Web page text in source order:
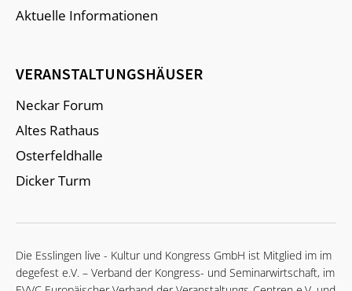
Aktuelle Informationen
VERANSTALTUNGSHÄUSER
Neckar Forum
Altes Rathaus
Osterfeldhalle
Dicker Turm
Die Esslingen live - Kultur und Kongress GmbH ist Mitglied im im
degefest e.V. – Verband der Kongress- und Seminarwirtschaft, im